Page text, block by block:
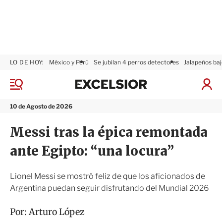
M
n
10 de Agosto de 2026
LO DE HOY: México y Perú Se jubilan 4 perros detectores Jalapeños
I
a
ó
x
i
r
Messi tras la épica remontada
ante Egipto: “una locura”
Lionel Messi se mostró feliz de que los aficionados de
Argentina puedan seguir disfrutando del Mundial 2026
Por:Arturo López